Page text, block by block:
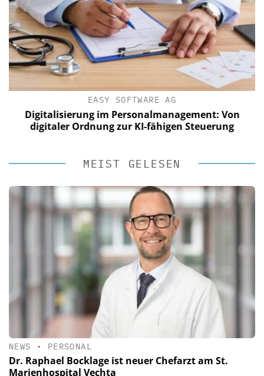
EASY SOFTWARE AG
Digitalisierung im Personalmanagement: Von
digitaler Ordnung zur KI-fähigen Steuerung
MEIST GELESEN
NEWS • PERSONAL
Dr. Raphael Bocklage ist neuer Chefarzt am St.
Marienhospital Vechta